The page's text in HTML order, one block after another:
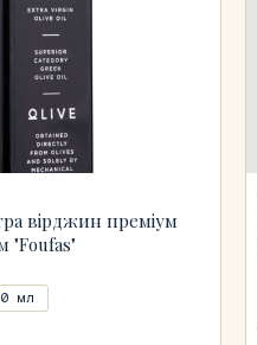
вірджин преміум
"Foufas"
мл